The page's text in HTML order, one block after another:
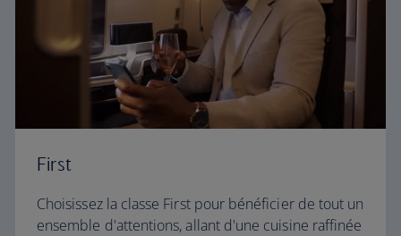
First
Choisissez la classe First pour bénéficier de tout un
ensemble d'attentions, allant d'une cuisine raffinée